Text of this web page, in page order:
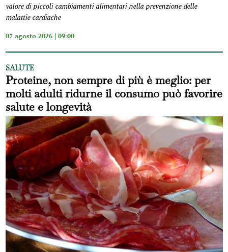
valore di piccoli cambiamenti alimentari nella prevenzione delle
malattie cardiache
07 agosto 2026 | 09:00
SALUTE
Proteine, non sempre di più è meglio: per
molti adulti ridurne il consumo può favorire
salute e longevità